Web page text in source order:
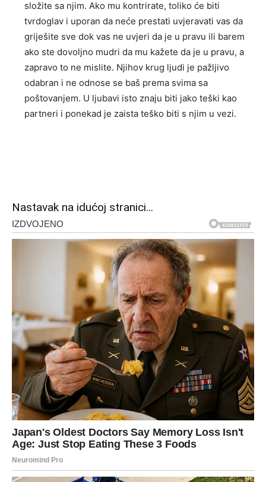
složite sa njim. Ako mu kontrirate, toliko će biti
tvrdoglav i uporan da neće prestati uvjeravati vas da
griješite sve dok vas ne uvjeri da je u pravu ili barem
ako ste dovoljno mudri da mu kažete da je u pravu, a
zapravo to ne mislite. Njihov krug ljudi je pažljivo
odabran i ne odnose se baš prema svima sa
poštovanjem. U ljubavi isto znaju biti jako teški kao
partneri i ponekad je zaista teško biti s njim u vezi.
Nastavak na idućoj stranici…